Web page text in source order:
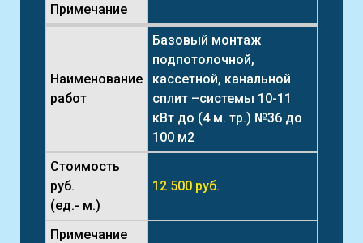
Примечание
Наименование
работ
Базовый монтаж
подпотолочной,
кассетной, канальной
сплит –системы 10-11
кВт до (4 м. тр.) №36 до
100 м2
Стоимость
руб.
(ед.- м.)
12 500 руб.
Примечание